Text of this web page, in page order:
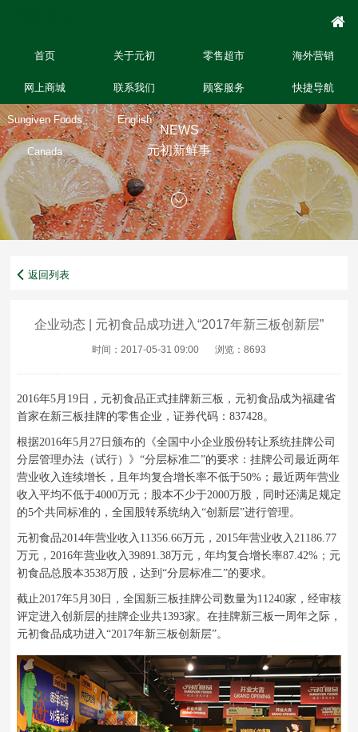
首页 关于元初 零售超市 海外营销
网上商城 联系我们 顾客服务 快捷导航
Sungiven Foods
Canada
English
NEWS
元初新鲜事
返回列表
企业动态 | 元初食品成功进入“2017年新三板创新层”
时间：2017-05-31 09:00 浏览：8693
2016年5月19日，元初食品正式挂牌新三板，元初食品成为福建省
首家在新三板挂牌的零售企业，证券代码：837428。
根据2016年5月27日颁布的《全国中小企业股份转让系统挂牌公司
分层管理办法（试行）》“分层标准二”的要求：挂牌公司最近两年
营业收入连续增长，且年均复合增长率不低于50%；最近两年营业
收入平均不低于4000万元；股本不少于2000万股，同时还满足规定
的5个共同标准的，全国股转系统纳入“创新层”进行管理。
元初食品2014年营业收入11356.66万元，2015年营业收入21186.77
万元，2016年营业收入39891.38万元，年均复合增长率87.42%；元
初食品总股本3538万股，达到“分层标准二”的要求。
截止2017年5月30日，全国新三板挂牌公司数量为11240家，经审核
评定进入创新层的挂牌企业共1393家。在挂牌新三板一周年之际，
元初食品成功进入“2017年新三板创新层”。